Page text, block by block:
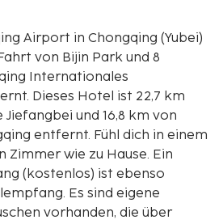
Airport in Chongqing (Yubei)
von Bijin Park und 8
Internationales
km
und 16,8 km von
entfernt. Fühl dich in einem
Zimmer wie zu Hause. Ein
(kostenlos) ist ebenso
Es sind eigene
vorhanden, die über